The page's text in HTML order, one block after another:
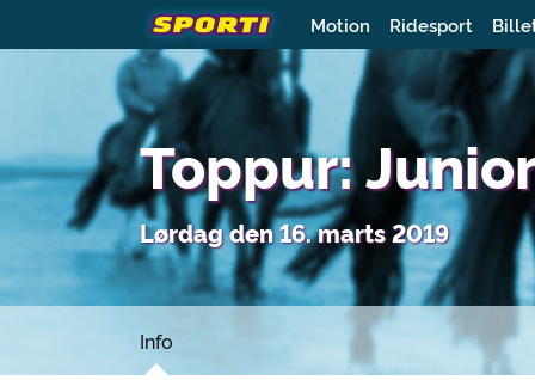
Motion Ridesport
Toppur:
Lørdag den 16. marts 2019
Info